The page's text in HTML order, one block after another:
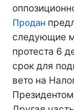
Продан
следующие
протеста 6
срок для
вето на